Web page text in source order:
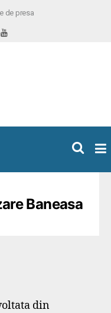
de presa
Baneasa
din